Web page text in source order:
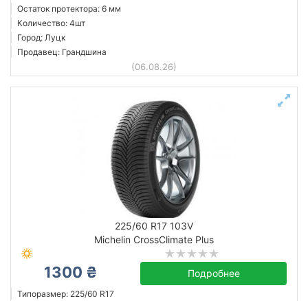
Остаток протектора: 6 мм
Количество: 4шт
Город: Луцк
Продавец: Грандшина
(06.08.26)
225/60 R17 103V
Michelin CrossClimate Plus
1300 ₴ Подробнее
Типоразмер: 225/60 R17